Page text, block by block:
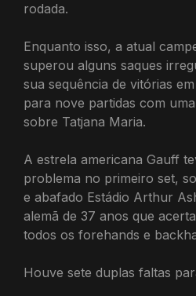
rodada.
Enquanto isso, a atual
superou alguns saques
sua sequência de vitórias
para nove partidas com
sobre Tatjana Maria.
A estrela americana Gauff
problema no primeiro set,
e abafado Estádio Arthur
alemã de 37 anos que
todos os forehands e
Houve sete duplas faltas